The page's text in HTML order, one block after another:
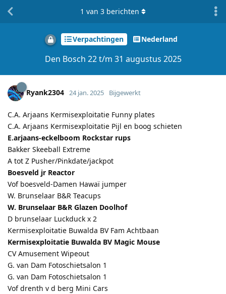
Verpachtingen Nederland
Den Bosch 22 t/m 31 augustus 2025
1 van 3 berichten
Ryank2304 24 jan. 2025 Bijgewerkt
C.A. Arjaans Kermisexploitatie Funny plates
C.A. Arjaans Kermisexploitatie Pijl en boog schieten
E.arjaans-eckelboom Rockstar rups
Bakker Skeeball Extreme
A tot Z Pusher/Pinkdate/jackpot
Boesveld jr Reactor
Vof boesveld-Damen Hawaï jumper
W. Brunselaar B&R Teacups
W. Brunselaar B&R Glazen Doolhof
D brunselaar Luckduck x 2
Kermisexploitatie Buwalda BV Fam Achtbaan
Kermisexploitatie Buwalda BV Magic Mouse
CV Amusement Wipeout
G. van Dam Fotoschietsalon 1
G. van Dam Fotoschietsalon 1
Vof drenth v d berg Mini Cars